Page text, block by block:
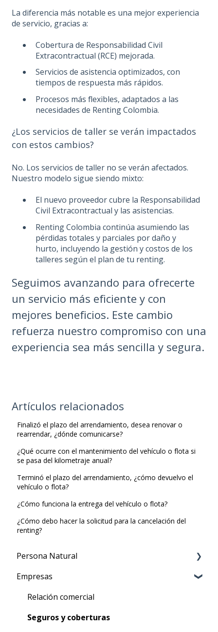
La diferencia más notable es una mejor experiencia
de servicio, gracias a:
Cobertura de Responsabilidad Civil
Extracontractual (RCE) mejorada.
Servicios de asistencia optimizados, con
tiempos de respuesta más rápidos.
Procesos más flexibles, adaptados a las
necesidades de Renting Colombia.
¿Los servicios de taller se verán impactados
con estos cambios?
No. Los servicios de taller no se verán afectados.
Nuestro modelo sigue siendo mixto:
El nuevo proveedor cubre la Responsabilidad
Civil Extracontractual y las asistencias.
Renting Colombia continúa asumiendo las
pérdidas totales y parciales por daño y
hurto, incluyendo la gestión y costos de los
talleres según el plan de tu renting.
Seguimos avanzando para ofrecerte
un servicio más eficiente y con
mejores beneficios. Este cambio
refuerza nuestro compromiso con una
experiencia sea más sencilla y segura.
Artículos relacionados
Finalizó el plazo del arrendamiento, desea renovar o
rearrendar, ¿dónde comunicarse?
¿Qué ocurre con el mantenimiento del vehículo o flota si
se pasa del kilometraje anual?
Terminó el plazo del arrendamiento, ¿cómo devuelvo el
vehículo o flota?
¿Cómo funciona la entrega del vehículo o flota?
¿Cómo debo hacer la solicitud para la cancelación del
renting?
Persona Natural
Arrendamiento
Seguros y Coberturas
Canales de atención
Empresas
Relación comercial
Seguros y coberturas